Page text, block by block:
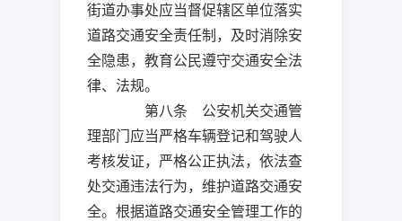
街道办事处应当督促辖区单位落实
道路交通安全责任制，及时消除安
全隐患，教育公民遵守交通安全法
律、法规。
第八条 公安机关交通管
理部门应当严格车辆登记和驾驶人
考核发证，严格公正执法，依法查
处交通违法行为，维护道路交通安
全。根据道路交通安全管理工作的